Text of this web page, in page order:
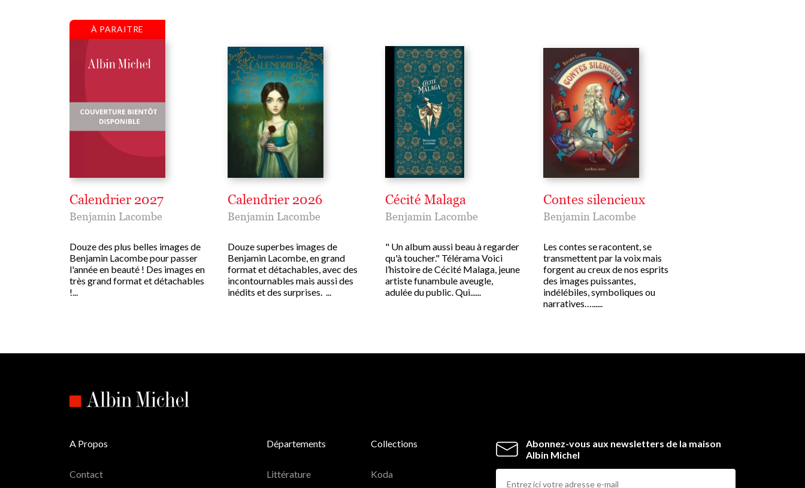
À PARAITRE
Calendrier 2027
Benjamin Lacombe
Douze des plus belles images de
Benjamin Lacombe pour passer
l'année en beauté ! Des images en
très grand format et détachables
!...
Calendrier 2026
Benjamin Lacombe
Douze superbes images de
Benjamin Lacombe, en grand
format et détachables, avec des
incontournables mais aussi des
inédits et des surprises. ...
Cécité Malaga
Benjamin Lacombe
" Un album aussi beau à regarder
qu'à toucher." Télérama Voici
l’histoire de Cécité Malaga, jeune
artiste funambule aveugle,
adulée du public. Qui......
Contes silencieux
Benjamin Lacombe
Les contes se racontent, se
transmettent par la voix mais
forgent au creux de nos esprits
des images puissantes,
indélébiles, symboliques ou
narratives…......
Abonnez-vous aux newsletters de la maison
Albin Michel
A Propos
Contact
Départements
Littérature
Collections
Koda